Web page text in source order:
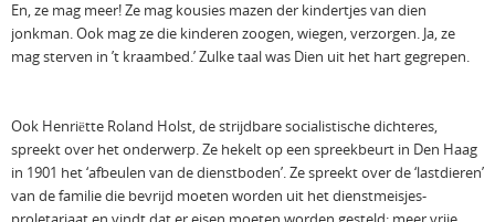
En, ze mag meer! Ze mag kousies mazen der kindertjes van dien
jonkman. Ook mag ze die kinderen zoogen, wiegen, verzorgen. Ja, ze
mag sterven in ’t kraambed.’ Zulke taal was Dien uit het hart gegrepen.
Ook Henriëtte Roland Holst, de strijdbare socialistische dichteres,
spreekt over het onderwerp. Ze hekelt op een spreekbeurt in Den Haag
in 1901 het ‘afbeulen van de dienstboden’. Ze spreekt over de ‘lastdieren’
van de familie die bevrijd moeten worden uit het dienstmeisjes-